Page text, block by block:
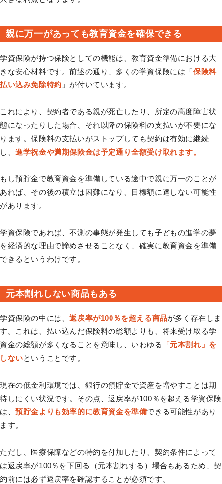
親に万一があっても教育資金を確保できる
学資保険が持つ保険としての機能は、教育資金準備における大
きな安心材料です。前述の通り、多くの学資保険には「保険料
払い込み免除特約 」が付いています。
これにより、契約者である親が死亡したり、所定の高度障害状
態になったりした場合、それ以降の保険料の支払いが不要にな
ります。保険料の支払いがストップしても契約は有効に継続
し、進学祝金や満期保険金は予定通り全額受け取れます。
もし預貯金で教育資金を準備している途中で親に万一のことが
あれば、その後の積立は困難になり、目標額に達しない可能性
があります。
学資保険であれば、不測の事態が発生しても子どもの進学の夢
を経済的な理由で諦めさせることなく、確実に教育資金を準備
できるというわけです。
元本割れしない商品もある
学資保険の中には、返戻率が100％を超える商品が多く存在しま
す。これは、払い込んだ保険料の総額よりも、将来受け取る学
資金の総額が多くなることを意味し、いわゆる
「元本割れ」を
しないということです。
現在の低金利環境では、銀行の預貯金で資産を増やすことは期
待しにくい状況です。その点、返戻率が100％を超える学資保険
は、預貯金よりも効率的に教育資金を準備できる可能性があり
ます。
ただし、医療保障などの特約を付加したり、契約条件によって
は返戻率が100％を下回る（元本割れする）場合もあるため、契
約前には必ず返戻率を確認することが必須です。